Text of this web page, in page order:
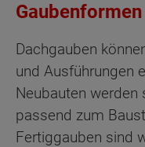
Dachgauben
und Ausführungen
Neubauten werden
passend zum
Fertiggauben sind